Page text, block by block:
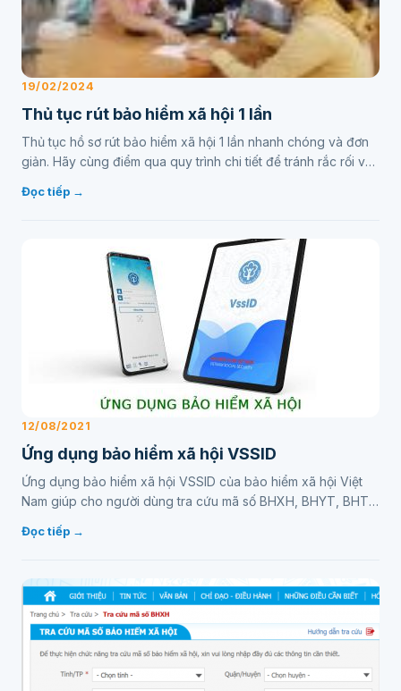
19/02/2024
Thủ tục rút bảo hiểm xã hội 1 lần
Thủ tục hồ sơ rút bảo hiểm xã hội 1 lần nhanh chóng và đơn
giản. Hãy cùng điểm qua quy trình chi tiết để tránh rắc rối và
Đọc tiếp →
12/08/2021
Ứng dụng bảo hiểm xã hội VSSID
Ứng dụng bảo hiểm xã hội VSSID của bảo hiểm xã hội Việt
Nam giúp cho người dùng tra cứu mã số BHXH, BHYT, BHTN
Đọc tiếp →